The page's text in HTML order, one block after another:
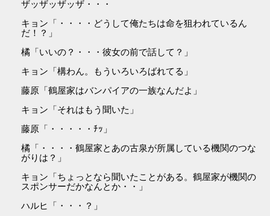
ザッザッザッザ・・・
キョン「・・・・どうして俺たちは命を狙われているん
だ！？」
橘「いいの？・・・彼女の前で話して？」
キョン「構わん。もういろいろばれてる」
藤原「鶴屋家はバンパイアの一族なんだよ」
キョン「それはもう聞いた」
藤原「・・・・・ﾁｯ」
橘「・・・・鶴屋家とあの古泉が所属している機関のつな
がりは？」
キョン「ちょっとなら聞いたことがある。鶴屋家が機関の
スポンサーだかなんとか・・」
ハルヒ「・・・？」